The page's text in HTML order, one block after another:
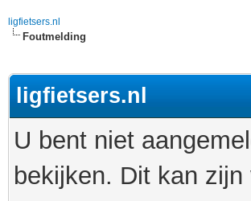
ligfietsers.nl
Foutmelding
ligfietsers.nl
U bent niet
bekijken. Dit kan